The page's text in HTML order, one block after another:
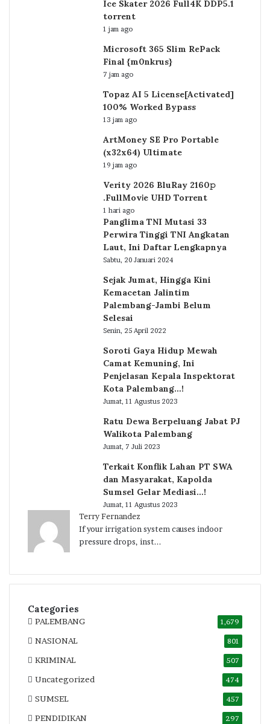
Ice Skater 2026 Full4K DDP5.1
torrent
1 jam ago
Microsoft 365 Slim RePack
Final {m0nkrus}
7 jam ago
Topaz AI 5 License[Activated]
100% Worked Bypass
13 jam ago
ArtMoney SE Pro Portable
(x32x64) Ultimate
19 jam ago
Verity 2026 BluRay 2160𝚙
.FullMov𝗂e UHD Torrent
1 hari ago
Panglima TNI Mutasi 33
Perwira Tinggi TNI Angkatan
Laut, Ini Daftar Lengkapnya
Sabtu, 20 Januari 2024
Sejak Jumat, Hingga Kini
Kemacetan Jalintim
Palembang-Jambi Belum
Selesai
Senin, 25 April 2022
Soroti Gaya Hidup Mewah
Camat Kemuning, Ini
Penjelasan Kepala Inspektorat
Kota Palembang…!
Jumat, 11 Agustus 2023
Ratu Dewa Berpeluang Jabat PJ
Walikota Palembang
Jumat, 7 Juli 2023
Terkait Konflik Lahan PT SWA
dan Masyarakat, Kapolda
Sumsel Gelar Mediasi…!
Jumat, 11 Agustus 2023
Terry Fernandez
If your irrigation system causes indoor
pressure drops, inst...
Categories
PALEMBANG 1,679
NASIONAL 801
KRIMINAL 507
Uncategorized 474
SUMSEL 457
PENDIDIKAN 297